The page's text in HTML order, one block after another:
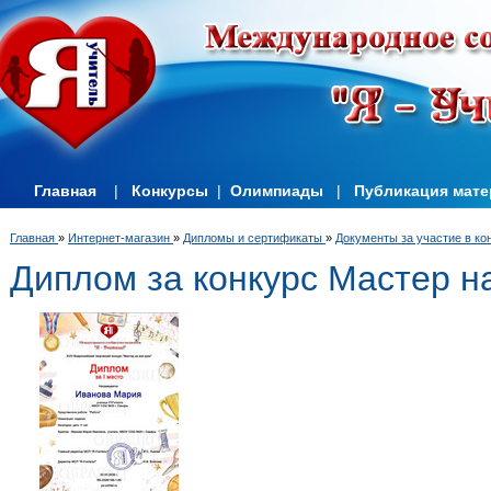
Главная | Конкурсы | Олимпиады | Публикация
Главная » Интернет-магазин » Дипломы и сертификаты » Документы за участие в
Диплом за конкурс Мастер